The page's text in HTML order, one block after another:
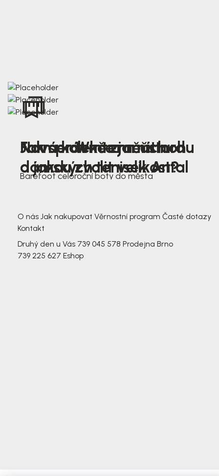
Nová kolekce jarních
dámských tenisek Antal
Jak správně změřit nohu
a jakou zvolit velikost?
Farmer Winter mustard
Barefoot celoroční boty do města
O nás Jak nakupovat Věrnostní program Časté dotazy
Kontakt
Druhý den u Vás 739 045 578 Prodejna Brno
739 225 627 Eshop